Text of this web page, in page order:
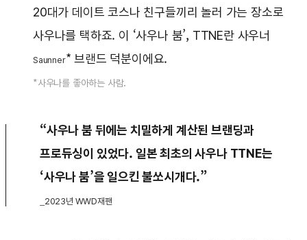
20대가 데이트 코스나 친구들끼리 놀러 가는 장소로
사우나를 택하죠. 이 ‘사우나 붐’, TTNE란 사우너
Saunner* 브랜드 덕분이에요.
*사우나를 좋아하는 사람.
“사우나 붐 뒤에는 치밀하게 계산된 브랜딩과
프로듀싱이 있었다. 일본 최초의 사우나 TTNE는
‘사우나 붐’을 일으킨 불쏘시개다.”
_2023년 WWD재팬